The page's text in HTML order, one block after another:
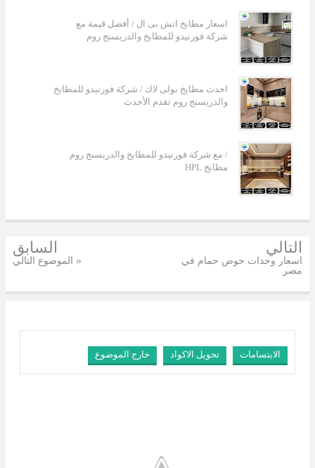
اسعار مطابخ اتش بى ال / أفضل قيمة مع
شركة فورنيدو للمطابخ والدريسنج روم
احدث مطابخ بولى لاك / شركة فورنيدو للمطابخ
والدريسنج روم تقدم الأحدث
مع شركة فورنيدو للمطابخ والدريسنج روم /
HPL مطابخ
التالي
اسعار وحدات حوض حمام في
مصر
السابق
الموضوع التالي »
خارج الموضوع تحويل الاكواد الابتسامات